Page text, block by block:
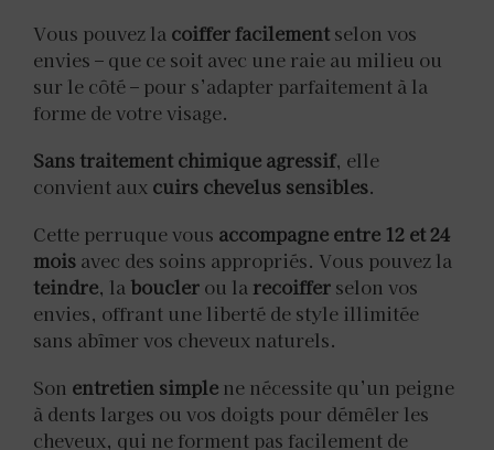
Vous pouvez la coiffer facilement selon vos
envies – que ce soit avec une raie au milieu ou
sur le côté – pour s’adapter parfaitement à la
forme de votre visage.
Sans traitement chimique agressif, elle
convient aux cuirs chevelus sensibles.
Cette perruque vous accompagne entre 12 et 24
mois avec des soins appropriés. Vous pouvez la
teindre, laboucler ou la recoiffer selon vos
envies, offrant une liberté de style illimitée
sans abîmer vos cheveux naturels.
Son entretien simple ne nécessite qu’un peigne
à dents larges ou vos doigts pour démêler les
cheveux, qui ne forment pas facilement de